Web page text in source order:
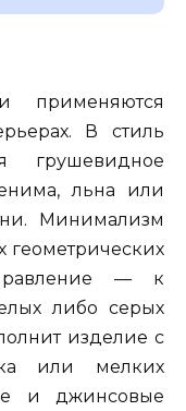
применяются
В стиль
грушевидное
льна или
Минимализм
геометрических
— к
либо серых
изделие с
или мелких
и джинсовые